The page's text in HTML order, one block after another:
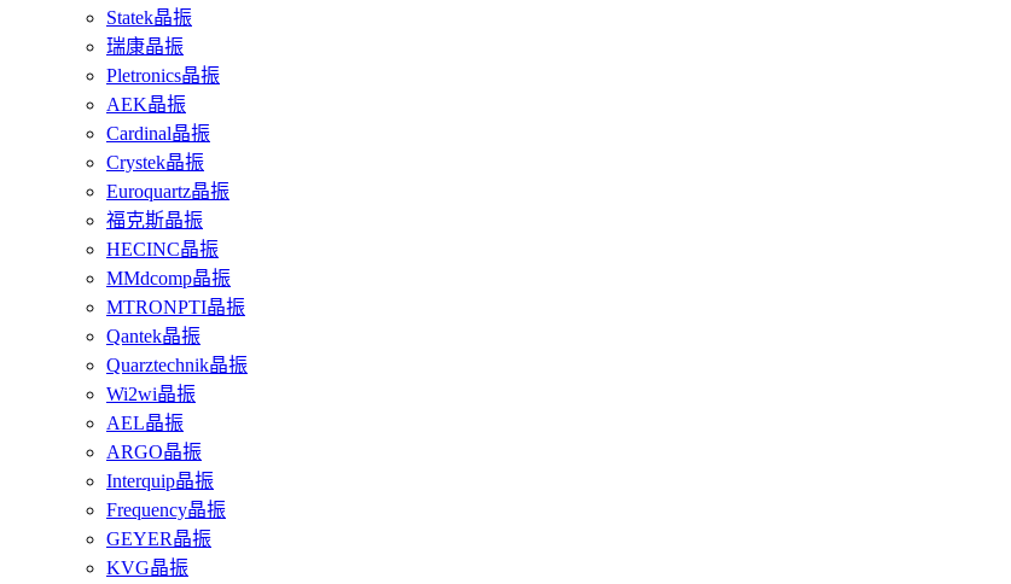
Statek晶振
瑞康晶振
Pletronics晶振
AEK晶振
Cardinal晶振
Crystek晶振
Euroquartz晶振
福克斯晶振
HECINC晶振
MMdcomp晶振
MTRONPTI晶振
Qantek晶振
Quarztechnik晶振
Wi2wi晶振
AEL晶振
ARGO晶振
Interquip晶振
Frequency晶振
GEYER晶振
KVG晶振